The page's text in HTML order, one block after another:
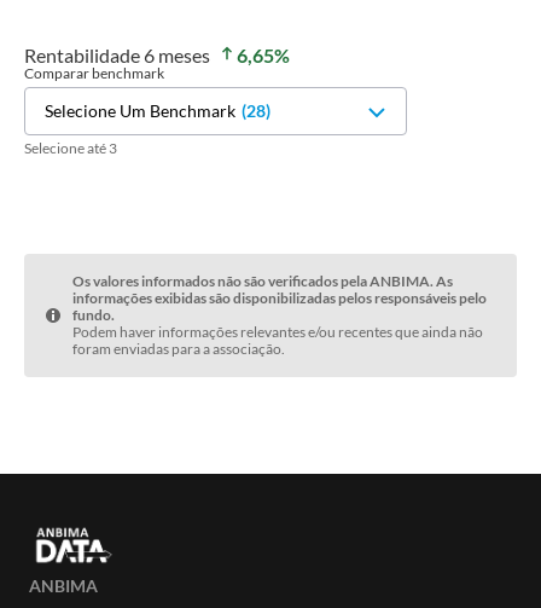
Rentabilidade 6 meses 6,65%
Comparar benchmark
Selecione Um Benchmark (28)
Selecione até 3
Os valores informados não são verificados pela ANBIMA. As
informações exibidas são disponibilizadas pelos responsáveis pelo
fundo.
Podem haver informações relevantes e/ou recentes que ainda não
foram enviadas para a associação.
ANBIMA